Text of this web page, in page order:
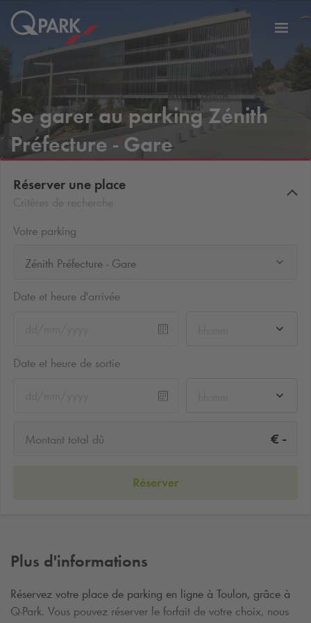
vers
la
Se garer au parking Zénith
Préfecture - Gare
Réserver une place
Votre parking
Zénith Préfecture - Gare
Date et heure d'arrivée
Date et heure de sortie
Montant total dû € -
Réserver
Plus d'informations
Réservez votre place de parking en ligne à Toulon, grâce à
Q-Park. Vous pouvez réserver le forfait de votre choix, nous